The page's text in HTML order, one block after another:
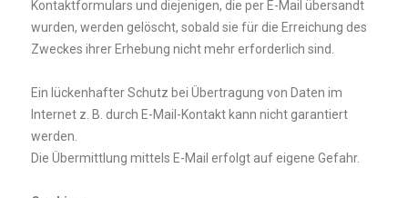
Kontaktformulars und diejenigen, die per E-Mail übersandt
wurden, werden gelöscht, sobald sie für die Erreichung des
Zweckes ihrer Erhebung nicht mehr erforderlich sind.
Ein lückenhafter Schutz bei Übertragung von Daten im
Internet z. B. durch E-Mail-Kontakt kann nicht garantiert
werden.
Die Übermittlung mittels E-Mail erfolgt auf eigene Gefahr.